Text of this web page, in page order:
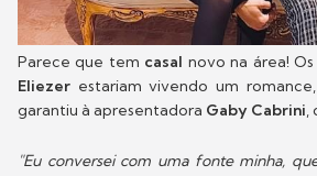
Parece que tem casal novo na área!
Eliezer estariam vivendo um
garantiu à apresentadora Gaby Cabrini,
"Eu conversei com uma fonte minha,